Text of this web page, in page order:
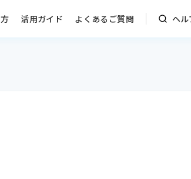
活用ガイド よくあるご質問 ヘ